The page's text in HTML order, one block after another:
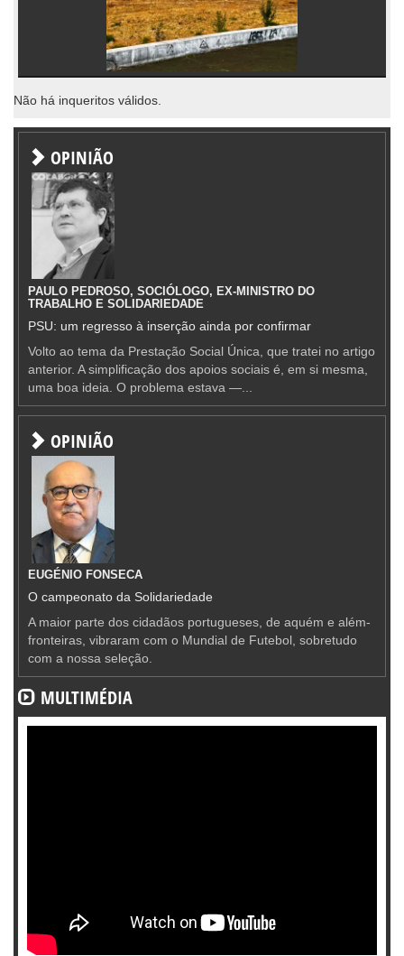
Não há inqueritos válidos.
OPINIÃO
PAULO PEDROSO, SOCIÓLOGO, EX-MINISTRO DO
TRABALHO E SOLIDARIEDADE
PSU: um regresso à inserção ainda por confirmar
Volto ao tema da Prestação Social Única, que tratei no artigo
anterior. A simplificação dos apoios sociais é, em si mesma,
uma boa ideia. O problema estava —...
OPINIÃO
EUGÉNIO FONSECA
O campeonato da Solidariedade
A maior parte dos cidadãos portugueses, de aquém e além-
fronteiras, vibraram com o Mundial de Futebol, sobretudo
com a nossa seleção.
MULTIMÉDIA